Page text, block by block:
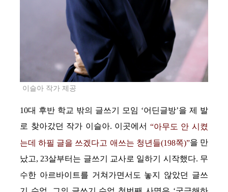
이슬아 작가 제공
10대 후반 학교 밖의 글쓰기 모임 ‘어딘글방’을 제 발
로 찾아갔던 작가 이슬아. 이곳에서 “아무도 안 시켰
는데 하필 글을 쓰겠다고 애쓰는 청년들(198쪽)”을 만
났고, 23살부터는 글쓰기 교사로 일하기 시작했다. 무
수한 아르바이트를 거쳐가면서도 놓지 않았던 글쓰